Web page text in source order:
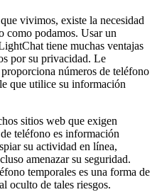
vivimos, existe la necesidad
como podamos. Usar un
tiene muchas ventajas
por su privacidad. Le
números de teléfono
que utilice su información
sitios web que exigen
teléfono es información
su actividad en línea,
amenazar su seguridad.
temporales es una forma de
oculto de tales riesgos.